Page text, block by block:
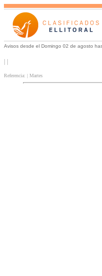
Avisos desde el Domingo 02 de agosto
| |
Referencia: | Martes